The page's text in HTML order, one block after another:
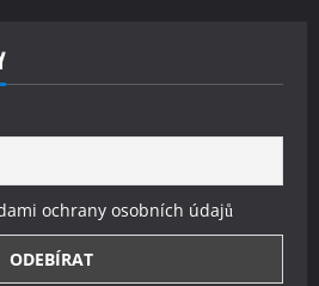
ochrany osobních údajů